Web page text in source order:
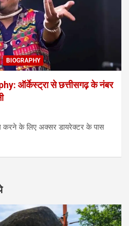
BIOGRAPHY
ऑर्केस्ट्रा से छत्तीसगढ़ के नंबर
करने के लिए अक्सर डायरेक्टर के पास